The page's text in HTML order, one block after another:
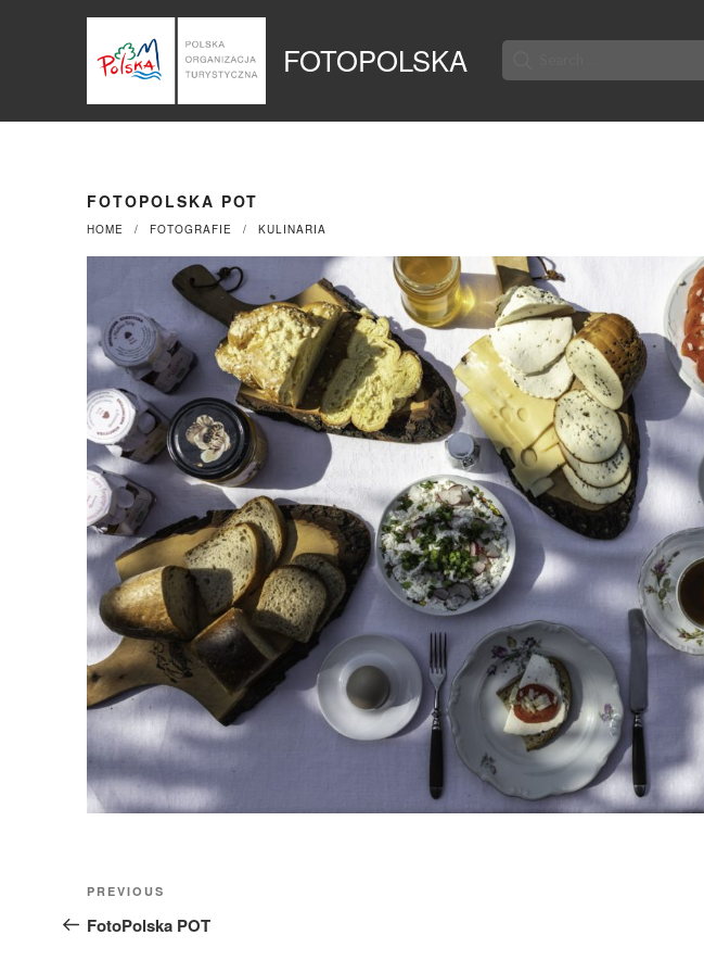
FOTOPOLSKA
Search
for:
FOTOPOLSKA POT
HOME FOTOGRAFIE KULINARIA
Nawigacja
wpisu
Previous
Post
PREVIOUS
FotoPolska POT
Panel zarządzania plikami cookies